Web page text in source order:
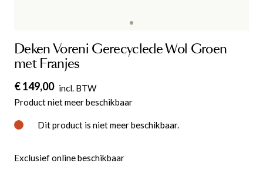
Deken Voreni Gerecyclede Wol Groen
met Franjes
€ 149,00 incl. BTW
Product niet meer beschikbaar
Dit product is niet meer beschikbaar.
Exclusief online beschikbaar